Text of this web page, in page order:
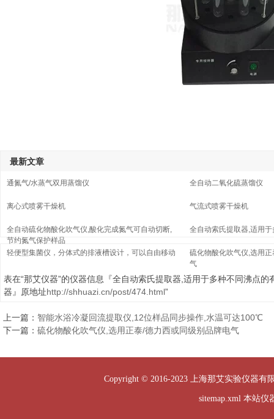
最新文章
通氮气/水蒸气双用蒸馏仪 全自动二氧化硫蒸馏仪
离心式喷雾干燥机 气流式喷雾干燥机
全自动硫化物酸化吹气仪,酸化完成氮气可自动切断,
节约氮气保护样品
全自动索氏提取器,适用
轻便型集菌仪，分体式的排液槽设计，可以自由移动
硫化物酸化吹气仪,选用
气
表在“那艾仪器”的仪器信息『全自动索氏提取器,适用于多种不同沸点的
器』原地址http://shhuazi.cn/post/474.html”
上一篇： 智能水浴冷凝回流提取仪,12位样品同步操作,水温可达100℃
下一篇： 硫化物酸化吹气仪,选用正泰/德力西或同级别品牌电气
Copyright © 2016-2023 上海那艾实验仪器有
sitemap.xml本站仪